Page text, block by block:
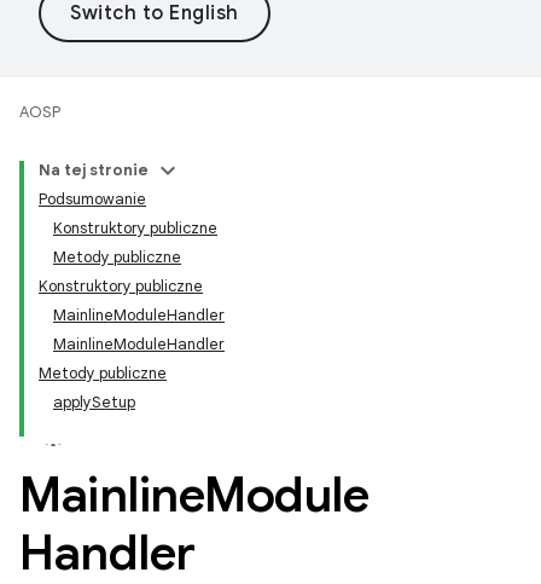
AOSP
Na tej stronie
Podsumowanie
Konstruktory publiczne
Metody publiczne
Konstruktory publiczne
MainlineModuleHandler
MainlineModuleHandler
Metody publiczne
applySetup
MainlineModule
Handler